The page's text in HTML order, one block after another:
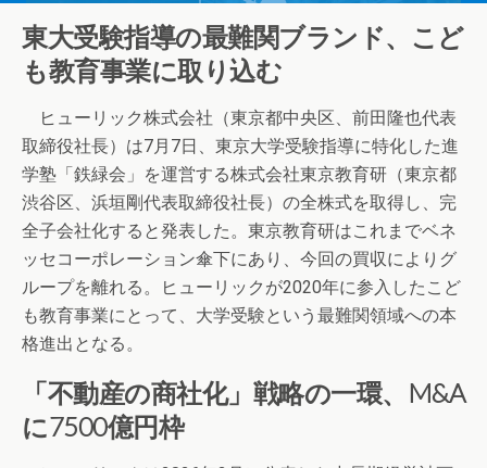
東大受験指導の最難関ブランド、こど
も教育事業に取り込む
ヒューリック株式会社（東京都中央区、前田隆也代表
取締役社長）は7月7日、東京大学受験指導に特化した進
学塾「鉄緑会」を運営する株式会社東京教育研（東京都
渋谷区、浜垣剛代表取締役社長）の全株式を取得し、完
全子会社化すると発表した。東京教育研はこれまでベネ
ッセコーポレーション傘下にあり、今回の買収によりグ
ループを離れる。ヒューリックが2020年に参入したこど
も教育事業にとって、大学受験という最難関領域への本
格進出となる。
「不動産の商社化」戦略の一環、M&A
に7500億円枠